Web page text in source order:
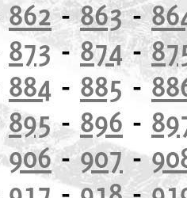
862-863-
873-874-
884 - 885 -
895- 896 -
906-907-